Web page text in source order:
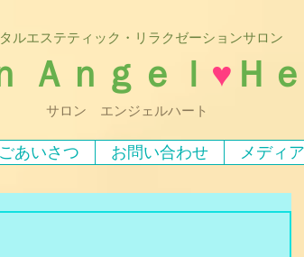
タルエステティック・リラクゼーションサロン
Ａｎｇｅｌ ♥ Ｈ
サロン エンジェルハート
ごあいさつ お問い合わせ メディ